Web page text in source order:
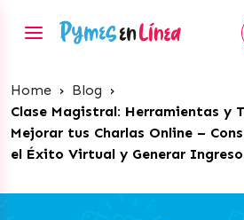
Home › Blog ›
Clase Magistral: Herramientas y
Mejorar tus Charlas Online –
el Éxito Virtual y Generar